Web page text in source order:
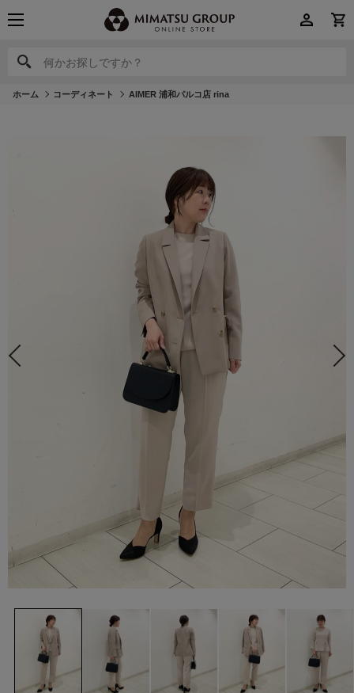
何かお探しですか？
何かお探しですか？
ホーム コーディネート AIMER 浦和パルコ店 rina